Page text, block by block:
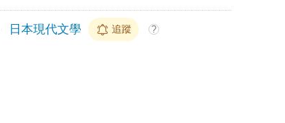
日本現代文學 追蹤 ?